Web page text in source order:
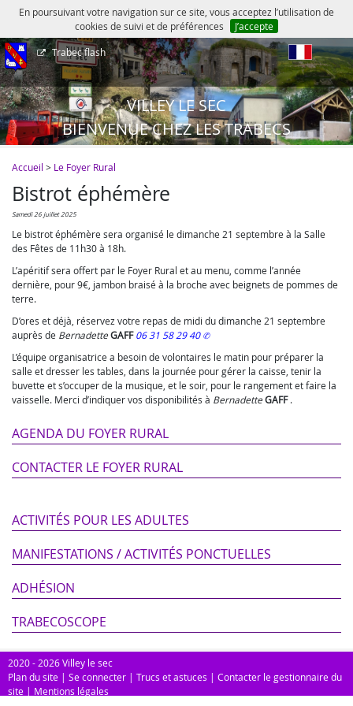
En poursuivant votre navigation sur ce site, vous acceptez l’utilisation de
cookies de suivi et de préférences
J’accepte
Trabec flash
VILLEY LE SEC
BIENVENUE CHEZ LES TRABECS
Accueil > Le Foyer Rural
Bistrot éphémère
samedi 26 juillet 2025
Le bistrot éphémère sera organisé le dimanche 21 septembre à la Salle
des Fêtes de 11h30 à 18h.
L’apéritif sera offert par le Foyer Rural et au menu, comme l’année
dernière, pour 9€, jambon braisé à la broche avec beignets de pommes de
terre.
D’ores et déjà, réservez votre repas de midi du dimanche 21 septembre
auprès de BernadetteGAFF 06 31 58 29 40
L’équipe organisatrice a besoin de volontaires le matin pour préparer la
salle et dresser les tables, dans la journée pour gérer la caisse, tenir la
buvette et s’occuper de la musique, et le soir, pour le rangement et faire la
vaisselle. Merci d’indiquer vos disponibilités à BernadetteGAFF .
AGENDA DU FOYER RURAL
CONTACTER LE FOYER RURAL
ACTIVITÉS POUR LES ADULTES
MANIFESTATIONS / ACTIVITÉS PONCTUELLES
ADHÉSION
TRABECOSCOPE
2020 - 2026 Villey le sec
Plan du site | Se connecter | Trucs et astuces | Contacter le gestionnaire du
site | Mentions légales